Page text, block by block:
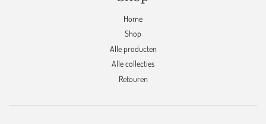
Home
Shop
Alle producten
Alle collecties
Retouren